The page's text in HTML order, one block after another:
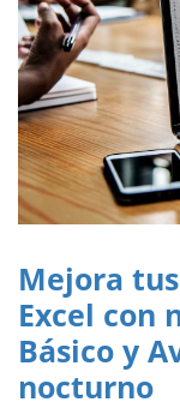
Mejora
Excel con
Básico y
nocturno